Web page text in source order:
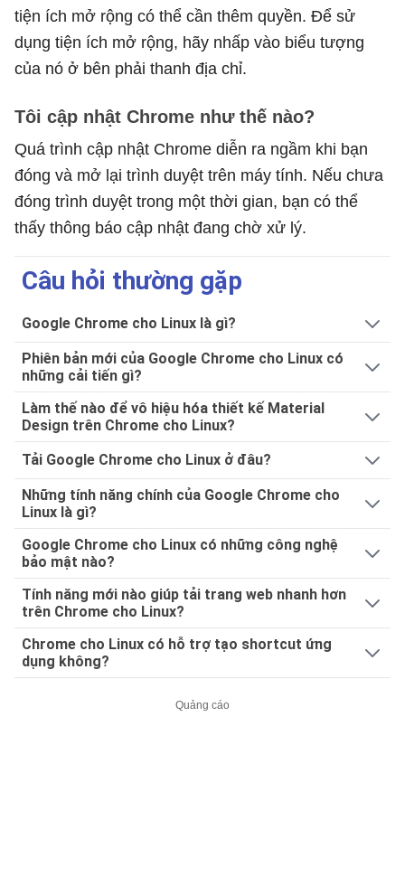
tiện ích mở rộng có thể cần thêm quyền. Để sử
dụng tiện ích mở rộng, hãy nhấp vào biểu tượng
của nó ở bên phải thanh địa chỉ.
Tôi cập nhật Chrome như thế nào?
Quá trình cập nhật Chrome diễn ra ngầm khi bạn
đóng và mở lại trình duyệt trên máy tính. Nếu chưa
đóng trình duyệt trong một thời gian, bạn có thể
thấy thông báo cập nhật đang chờ xử lý.
Câu hỏi thường gặp
Google Chrome cho Linux là gì?
Phiên bản mới của Google Chrome cho Linux có
những cải tiến gì?
Làm thế nào để vô hiệu hóa thiết kế Material
Design trên Chrome cho Linux?
Tải Google Chrome cho Linux ở đâu?
Những tính năng chính của Google Chrome cho
Linux là gì?
Google Chrome cho Linux có những công nghệ
bảo mật nào?
Tính năng mới nào giúp tải trang web nhanh hơn
trên Chrome cho Linux?
Chrome cho Linux có hỗ trợ tạo shortcut ứng
dụng không?